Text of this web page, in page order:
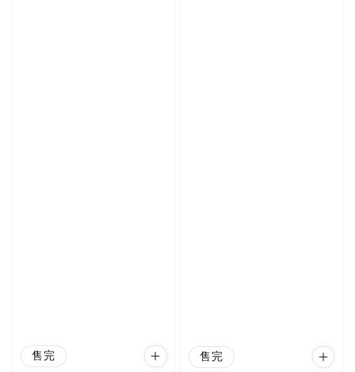
售完 售完